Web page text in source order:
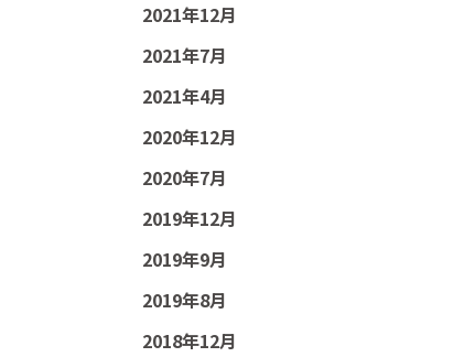
2021年12月
2021年7月
2021年4月
2020年12月
2020年7月
2019年12月
2019年9月
2019年8月
2018年12月